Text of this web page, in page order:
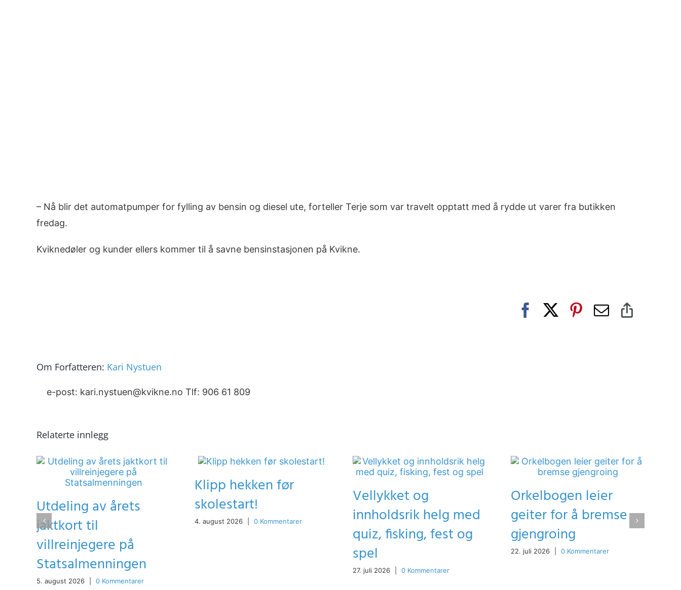
– Nå blir det automatpumper for fylling av bensin og diesel ute, forteller Terje som var travelt opptatt med å rydde ut varer fra butikken
fredag.
Kviknedøler og kunder ellers kommer til å savne bensinstasjonen på Kvikne.
Facebook Pinterest
E-
Om Forfatteren: Kari Nystuen
e-post: kari.nystuen@kvikne.no Tlf: 906 61 809
Relaterte innlegg
Utdeling av årets
jaktkort til
villreinjegere på
Statsalmenningen
5. august 2026 0 Kommentarer
Klipp hekken før
skolestart!
4. august 2026 0 Kommentarer
Vellykket og
innholdsrik helg med
quiz, fisking, fest og
spel
27. juli 2026 0 Kommentarer
Orkelbogen leier
geiter for å bremse
gjengroing
22. juli 2026 0 Kommentarer